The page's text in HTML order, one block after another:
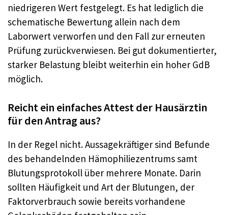
niedrigeren Wert festgelegt. Es hat lediglich die
schematische Bewertung allein nach dem
Laborwert verworfen und den Fall zur erneuten
Prüfung zurückverwiesen. Bei gut dokumentierter,
starker Belastung bleibt weiterhin ein hoher GdB
möglich.
Reicht ein einfaches Attest der Hausärztin
für den Antrag aus?
In der Regel nicht. Aussagekräftiger sind Befunde
des behandelnden Hämophiliezentrums samt
Blutungsprotokoll über mehrere Monate. Darin
sollten Häufigkeit und Art der Blutungen, der
Faktorverbrauch sowie bereits vorhandene